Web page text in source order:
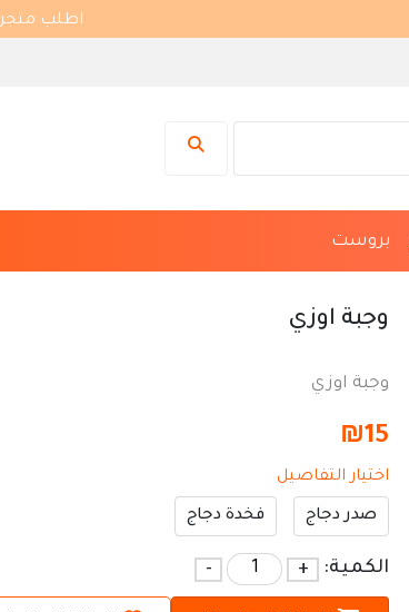
اطلب متجر مثل
بروست
وجبة اوزي
وجبة اوزي
₪15
اختيار التفاصيل
صدر دجاج فخدة دجاج
الكمية: +
-